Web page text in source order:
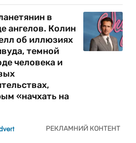
в
ангелов. Колин
об иллюзиях
темной
человека и
«начхать на